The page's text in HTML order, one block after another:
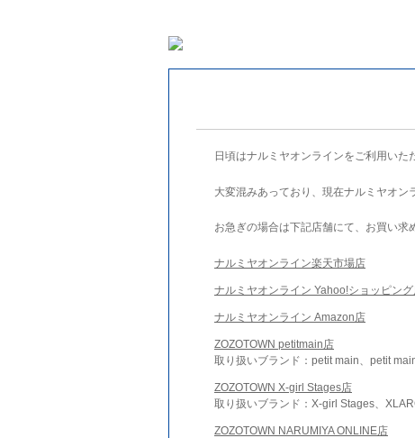
日頃はナルミヤオンラインをご利用いた
大変混みあっており、現在ナルミヤオン
お急ぎの場合は下記店舗にて、お買い求
ナルミヤオンライン楽天市場店
ナルミヤオンライン Yahoo!ショッピン
ナルミヤオンライン Amazon店
ZOZOTOWN petitmain店
取り扱いブランド：petit main、petit
ZOZOTOWN X-girl Stages店
取り扱いブランド：X-girl Stages、
ZOZOTOWN NARUMIYA ONLINE店